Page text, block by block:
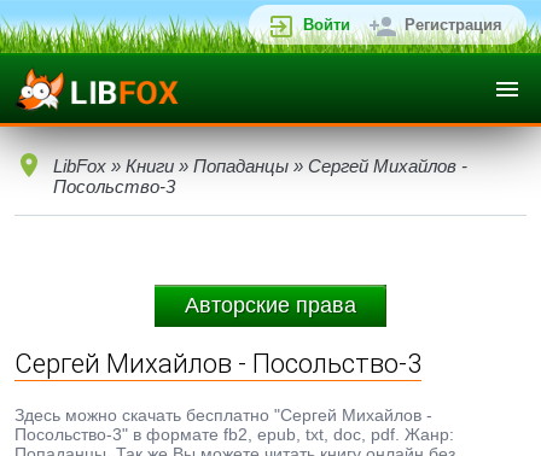
Войти Регистрация
LibFox » Книги » Попаданцы » Сергей Михайлов -
Посольство-3
Авторские права
Сергей Михайлов - Посольство-3
Здесь можно скачать бесплатно "Сергей Михайлов -
Посольство-3" в формате fb2, epub, txt, doc, pdf. Жанр: